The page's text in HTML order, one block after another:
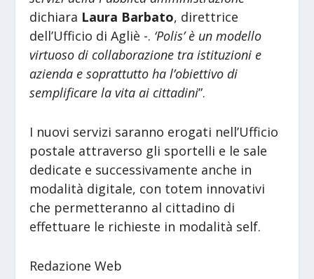
dichiara Laura Barbato, direttrice
dell’Ufficio di Agliè -. ‘Polis’ è un modello
virtuoso di collaborazione tra istituzioni e
azienda e soprattutto ha l’obiettivo di
semplificare la vita ai cittadini”.
I nuovi servizi saranno erogati nell’Ufficio
postale attraverso gli sportelli e le sale
dedicate e successivamente anche in
modalità digitale, con totem innovativi
che permetteranno al cittadino di
effettuare le richieste in modalità self.
Redazione Web